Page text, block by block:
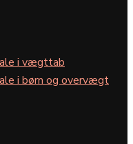
i vægttab
i børn og overvægt